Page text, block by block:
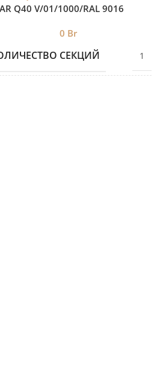
Q40 V/01/1000/RAL 9016
0 Br
СЕКЦИЙ 1